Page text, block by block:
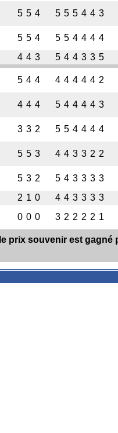
5 5 4 5 5 5 4 4 3
5 5 4 5 5 4 4 4 4
4 4 3 5 4 4 3 3 5
5 4 4 4 4 4 4 4 2
4 4 4 5 4 4 4 4 3
3 3 2 5 5 4 4 4 4
5 5 3 4 4 3 3 2 2
5 3 2 5 4 3 3 3 3
2 1 0 4 4 3 3 3 3
0 0 0 3 2 2 2 2 1
prix souvenir est gagné